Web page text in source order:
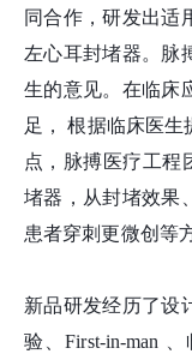
同合作，研发出适
左心耳封堵器。脉
生的意见。在临床
足， 根据临床医
点，脉搏医疗工程
堵器，从封堵效果
患者穿刺更微创等
新品研发经历了设
验、First-in-man